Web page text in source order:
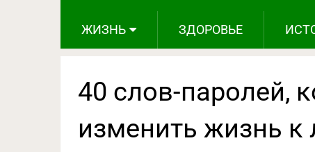
ЖИЗНЬ ЗДОРОВЬЕ
40 слов-паролей,
изменить жизнь к